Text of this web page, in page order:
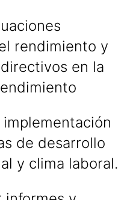
rendimiento y
en la
de desarrollo
y clima laboral.